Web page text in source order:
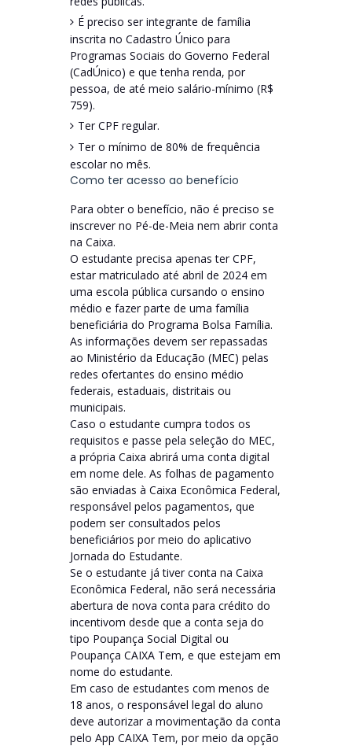
É preciso ser integrante de família
inscrita no Cadastro Único para
Programas Sociais do Governo Federal
(CadÚnico) e que tenha renda, por
pessoa, de até meio salário-mínimo (R$
759).
Ter CPF regular.
Ter o mínimo de 80% de frequência
escolar no mês.
Como ter acesso ao benefício
Para obter o benefício, não é preciso se
inscrever no Pé-de-Meia nem abrir conta
na Caixa.
O estudante precisa apenas ter CPF,
estar matriculado até abril de 2024 em
uma escola pública cursando o ensino
médio e fazer parte de uma família
beneficiária do Programa Bolsa Família.
As informações devem ser repassadas
ao Ministério da Educação (MEC) pelas
redes ofertantes do ensino médio
federais, estaduais, distritais ou
municipais.
Caso o estudante cumpra todos os
requisitos e passe pela seleção do MEC,
a própria Caixa abrirá uma conta digital
em nome dele. As folhas de pagamento
são enviadas à Caixa Econômica Federal,
responsável pelos pagamentos, que
podem ser consultados pelos
beneficiários por meio do aplicativo
Jornada do Estudante.
Se o estudante já tiver conta na Caixa
Econômica Federal, não será necessária
abertura de nova conta para crédito do
incentivom desde que a conta seja do
tipo Poupança Social Digital ou
Poupança CAIXA Tem, e que estejam em
nome do estudante.
Em caso de estudantes com menos de
18 anos, o responsável legal do aluno
deve autorizar a movimentação da conta
pelo App CAIXA Tem, por meio da opção